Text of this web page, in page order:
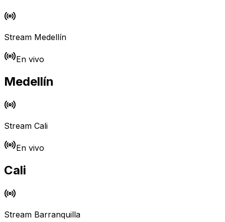
Stream Medellín
En vivo
Medellín
Stream Cali
En vivo
Cali
Stream Barranquilla